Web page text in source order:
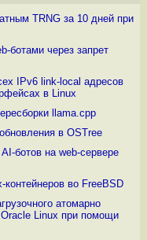
TRNG за 10 дней при
ботами через запрет
IPv6 link-local адресов
в Linux
llama.cpp
в OSTree
ботов на web-сервере
контейнеров во FreeBSD
атомарно
Linux при помощи